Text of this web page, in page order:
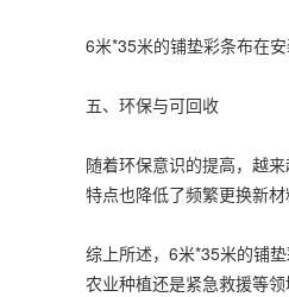
6米*35米的铺垫彩条布在
五、环保与可回收
随着环保意识的提高，越
特点也降低了频繁更换新
综上所述，6米*35米的铺
农业种植还是紧急救援等